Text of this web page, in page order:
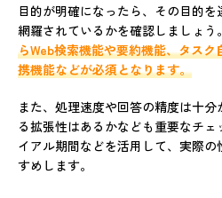
目的が明確になったら、その目的
網羅されているかを確認しましょう。
らWeb検索機能や要約機能、タス
携機能などが必須となります。
また、処理速度や回答の精度は十
る拡張性はあるかなども重要なチ
イアル期間などを活用して、実際
すめします。